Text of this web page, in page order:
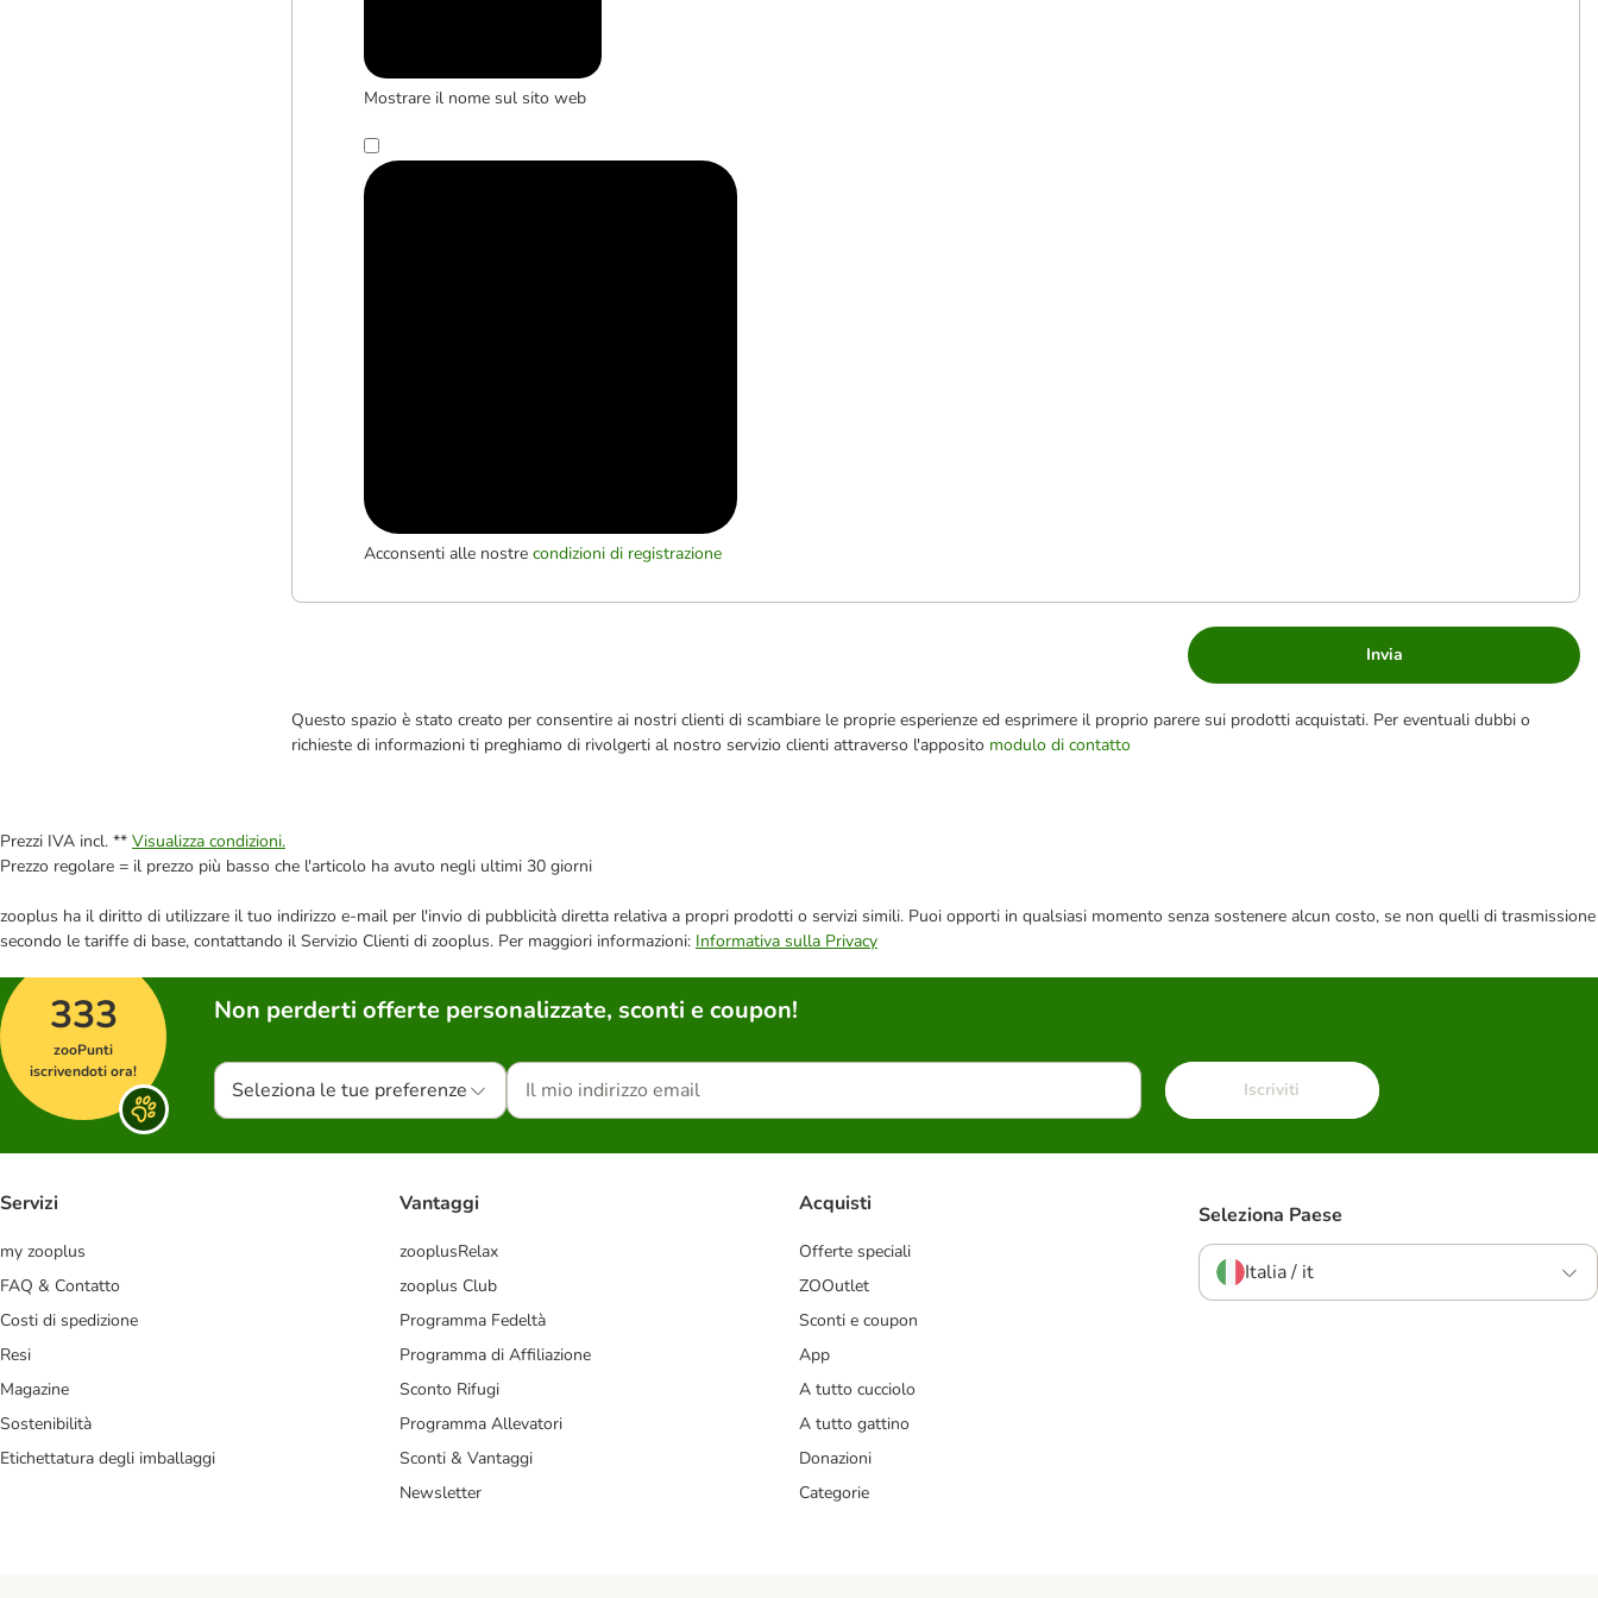
Mostrare il nome sul sito web
Acconsenti alle nostre condizioni di registrazione
Invia
Questo spazio è stato creato per consentire ai nostri clienti di scambiare le proprie esperienze ed esprimere il proprio parere sui prodotti acquistati. Per eventuali dubbi o
richieste di informazioni ti preghiamo di rivolgerti al nostro servizio clienti attraverso l'apposito modulo di contatto
Prezzi IVA incl. ** Visualizza condizioni.
Prezzo regolare = il prezzo più basso che l'articolo ha avuto negli ultimi 30 giorni
zooplus ha il diritto di utilizzare il tuo indirizzo e-mail per l'invio di pubblicità diretta relativa a propri prodotti o servizi simili. Puoi opporti in qualsiasi momento senza sostenere alcun costo, se non quelli di trasmissione
secondo le tariffe di base, contattando il Servizio Clienti di zooplus. Per maggiori informazioni: Informativa sulla Privacy
333
zooPunti
iscrivendoti ora!
Non perderti offerte personalizzate, sconti e coupon!
Seleziona le tue preferenze Iscriviti
Servizi
my zooplus
FAQ & Contatto
Costi di spedizione
Resi
Magazine
Sostenibilità
Etichettatura degli imballaggi
Vantaggi
zooplusRelax
zooplus Club
Programma Fedeltà
Programma di Affiliazione
Sconto Rifugi
Programma Allevatori
Sconti & Vantaggi
Newsletter
Acquisti
Offerte speciali
ZOOutlet
Sconti e coupon
App
A tutto cucciolo
A tutto gattino
Donazioni
Categorie
Seleziona Paese
Italia / it